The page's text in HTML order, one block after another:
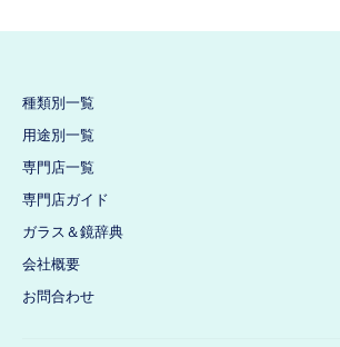
種類別一覧
用途別一覧
専門店一覧
専門店ガイド
ガラス＆鏡辞典
会社概要
お問合わせ